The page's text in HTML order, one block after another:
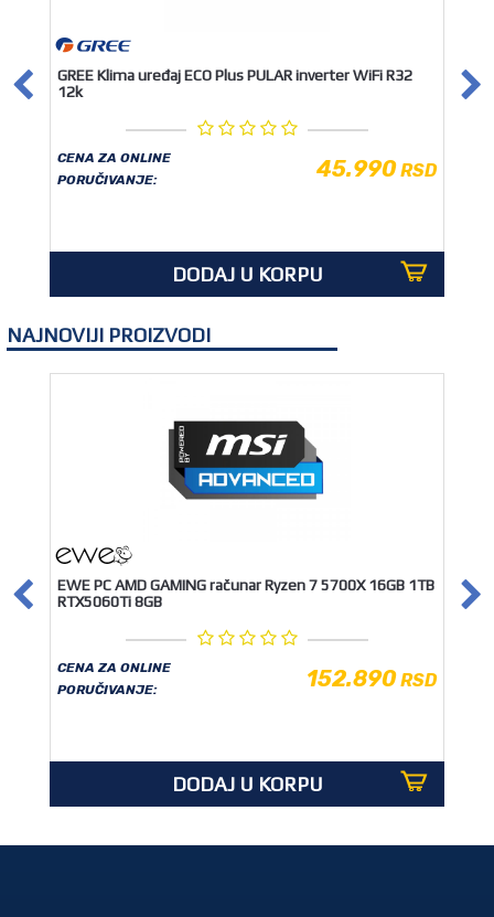
GREE Klima uređaj ECO Plus PULAR inverter WiFi R32
12k
CENA ZA ONLINE
PORUČIVANJE:
45.990RSD
DODAJ U KORPU
NAJNOVIJI PROIZVODI
EWE PC AMD GAMING računar Ryzen 7 5700X 16GB 1TB
RTX5060Ti 8GB
CENA ZA ONLINE
PORUČIVANJE:
152.890RSD
DODAJ U KORPU